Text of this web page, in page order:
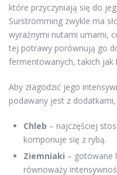
które przyczyniają się do
Surströmming zwykle ma
wyraźnymi nutami umami,
tej potrawy porównują go
fermentowanych, takich jak
Aby złagodzić jego
podawany jest z
Chleb – najczęściej
komponuje się z rybą.
Ziemniaki – gotowane
równoważy